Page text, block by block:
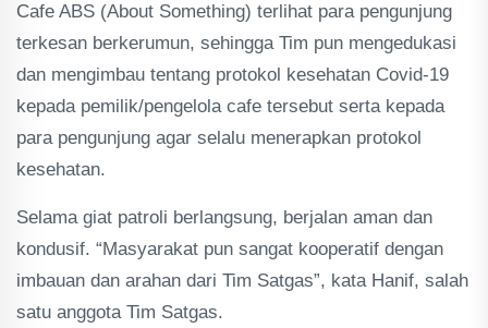
Cafe ABS (About Something) terlihat para pengunjung
terkesan berkerumun, sehingga Tim pun mengedukasi
dan mengimbau tentang protokol kesehatan Covid-19
kepada pemilik/pengelola cafe tersebut serta kepada
para pengunjung agar selalu menerapkan protokol
kesehatan.
Selama giat patroli berlangsung, berjalan aman dan
kondusif. “Masyarakat pun sangat kooperatif dengan
imbauan dan arahan dari Tim Satgas”, kata Hanif, salah
satu anggota Tim Satgas.